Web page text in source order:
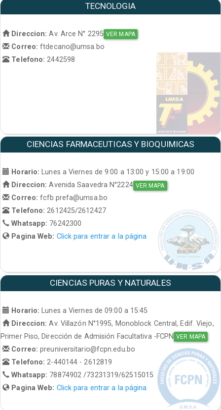
TECNOLOGIA
Direccion: Av. Arce N° 2295 VER MAPA
Correo:ftdecano@umsa.bo
Telefono: 2442598
CIENCIAS FARMACEUTICAS Y BIOQUIMICAS
Horario: Lunes a Viernes de 9:00 a 13:00 y 15:00 a 19:00
Direccion: Avenida Saavedra N°2224 VER MAPA
Correo:fcfb.prefa@umsa.bo
Telefono:2612425/2612427
Whatsapp: 76242300
Pagina Web: Click para entrar a la página
CIENCIAS PURAS Y NATURALES
Horario:
Lunes a Viernes de 09:00 a 15:45
Direccion: Av. Villazón N°1995, Monoblock Central, Edif. Viejo,
Primer Piso, Dirección de Admisión Facultativa -FCPN VER MAPA
Correo:preuniversitario@fcpn.edu.bo
Telefono: 2-440144 - 2612819
Whatsapp: 78874902 /73231319/62515015
Pagina Web: Click para entrar a la página